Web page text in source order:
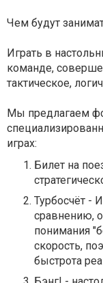
Чем будут
Играть в
команде,
тактическое,
Мы предлагаем
играх:
Билет на
Турбосчёт -
сравнению,
понимания
скорость,
быстрота